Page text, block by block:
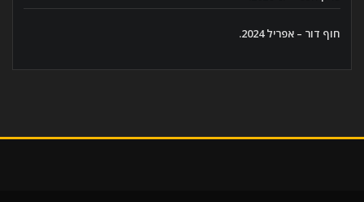
חוף דור – אפריל 2024.